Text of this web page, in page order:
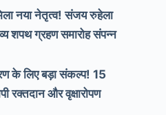
नया नेतृत्व! संजय रुहेला
शपथ ग्रहण समारोह संपन्न
के लिए बड़ा संकल्प! 15
रक्तदान और वृक्षारोपण